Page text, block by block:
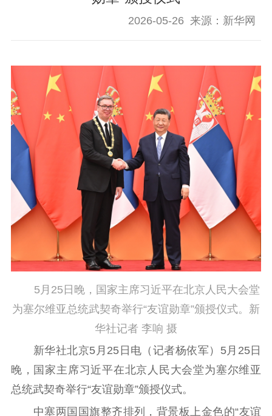
信息公开年度报
告
政策法规
工作动态
理论武装
理论学习 宣传宣讲 研究阐释
哲学社科
社科强省 工作通知
江苏文脉
资料下载
新闻宣传
主题宣传 对外宣传
新闻发布
记者之家
品牌栏目
文化文艺
精品生产 文化惠民
文化交流
体制改革
文化产业
2026-05-26 来源：新华网
5月25日晚，国家主席习近平在北京人民大会堂
为塞尔维亚总统武契奇举行“友谊勋章”颁授仪式。新
华社记者 李响 摄
新华社北京5月25日电（记者杨依军）5月25日
晚，国家主席习近平在北京人民大会堂为塞尔维亚
总统武契奇举行“友谊勋章”颁授仪式。
中塞两国国旗整齐排列，背景板上金色的“友谊